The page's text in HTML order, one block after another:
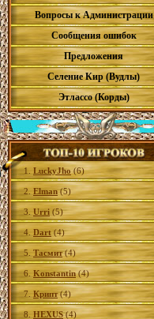
Вопросы к Администрации
Сообщения ошибок
Предложения
Селение Кир (Вудлы)
Этлассо (Корды)
1. LuckyJho (6)
2. Elman(5)
3. Urri (5)
4. Dart (4)
5. Тасмит(4)
6. Konstantin(4)
7. Крипт(4)
8. HEXUS(4)